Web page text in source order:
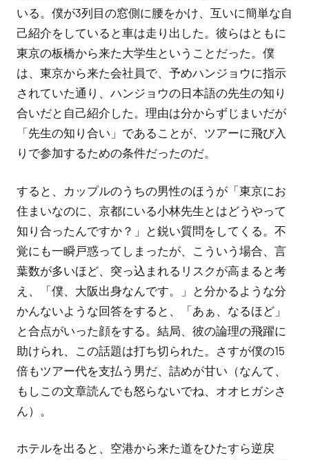
いる。僕が3列目の窓側に腰をかけ、互いに簡単な自
己紹介をしていると車は走り出した。彼らはともに
東京の板橋から来た大学生ということだった。僕
は、東京から来た会社員で、予めハンジョウに指示
されていた通り、ハンジョウの日本語の先生の知り
合いだと自己紹介した。理由は分からずじまいだが
「先生の知り合い」であることが、ツアーに飛び入
りで参加するための条件だったのだ。
すると、カップルのうちの男性のほうが「東京にお
住まいなのに、京都にいる小林先生とはどうやって
知り合ったんですか？」と鋭い質問をしてくる。不
覚にも一瞬戸惑ってしまったが、こういう場合、言
葉数が多いほど、突っ込まれるリスクが高まると考
え、「僕、大阪出身なんです。」と分かるような分
かんないような回答をすると、「あぁ、なるほど」
と合点がいった顔をする。結局、彼の論理の飛躍に
助けられ、この話題は打ち切られた。さすが僕の15
倍もツアー代を支払う男だ、詰めが甘い（なんて、
もしこの文章読んでも怒らないでね、オオヒガシさ
ん）。
ホテルを出ると、空港から来た道をひたすら逆戻